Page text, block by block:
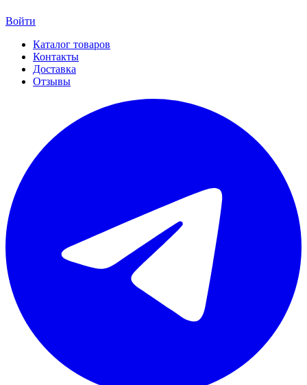
Войти
Каталог товаров
Контакты
Доставка
Отзывы